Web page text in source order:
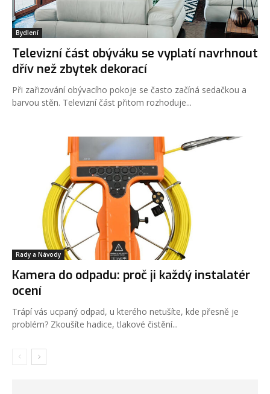
Bydlení
Televizní část obýváku se vyplatí navrhnout
dřív než zbytek dekorací
Při zařizování obývacího pokoje se často začíná sedačkou a
barvou stěn. Televizní část přitom rozhoduje...
Rady a Návody
Kamera do odpadu: proč ji každý instalatér
ocení
Trápí vás ucpaný odpad, u kterého netušíte, kde přesně je
problém? Zkoušíte hadice, tlakové čistění...